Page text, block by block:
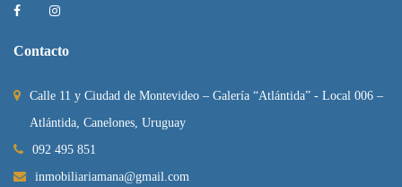
Contacto
Calle 11 y Ciudad de Montevideo – Galería “Atlántida” - Local 006 –
Atlántida, Canelones, Uruguay
092 495 851
inmobiliariamana@gmail.com